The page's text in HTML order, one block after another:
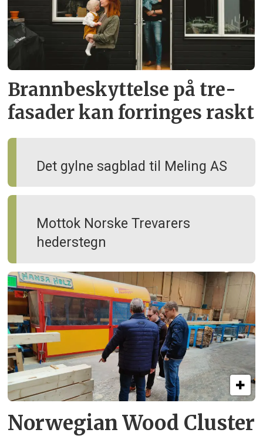
Brann­beskyttelse på tre­
fasader kan forringes raskt
Det gylne sagblad til Meling AS
Mottok Norske Trevarers
hederstegn
Norwegian Wood Cluster